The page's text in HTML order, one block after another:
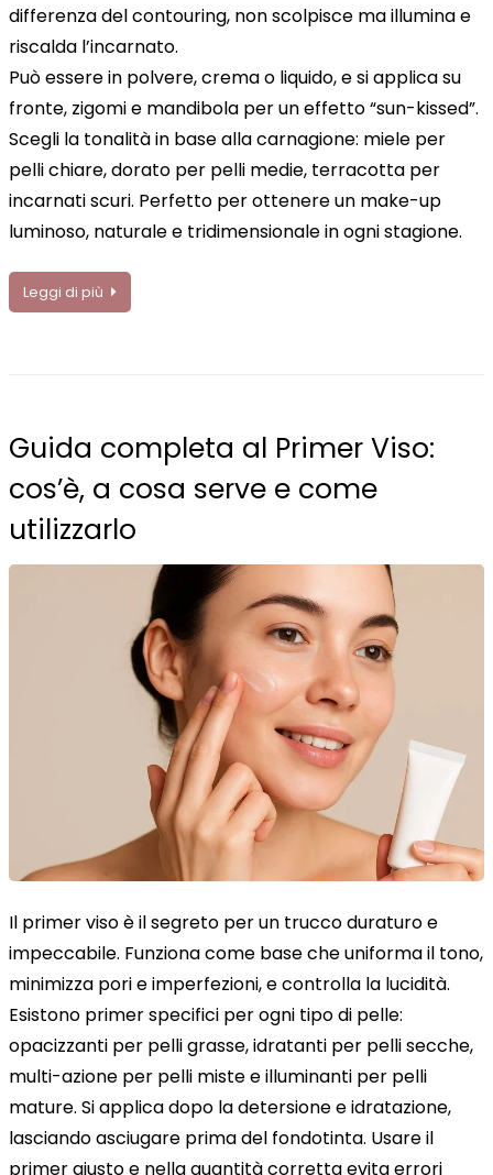
differenza del contouring, non scolpisce ma illumina e
riscalda l’incarnato.
Può essere in polvere, crema o liquido, e si applica su
fronte, zigomi e mandibola per un effetto “sun-kissed”.
Scegli la tonalità in base alla carnagione: miele per
pelli chiare, dorato per pelli medie, terracotta per
incarnati scuri. Perfetto per ottenere un make-up
luminoso, naturale e tridimensionale in ogni stagione.
Leggi di più
Guida completa al Primer Viso:
cos’è, a cosa serve e come
utilizzarlo
Il primer viso è il segreto per un trucco duraturo e
impeccabile. Funziona come base che uniforma il tono,
minimizza pori e imperfezioni, e controlla la lucidità.
Esistono primer specifici per ogni tipo di pelle:
opacizzanti per pelli grasse, idratanti per pelli secche,
multi-azione per pelli miste e illuminanti per pelli
mature. Si applica dopo la detersione e idratazione,
lasciando asciugare prima del fondotinta. Usare il
primer giusto e nella quantità corretta evita errori